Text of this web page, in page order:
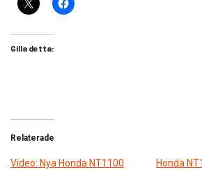
Gilla detta:
Relaterade
Video: Nya Honda NT1100
Honda